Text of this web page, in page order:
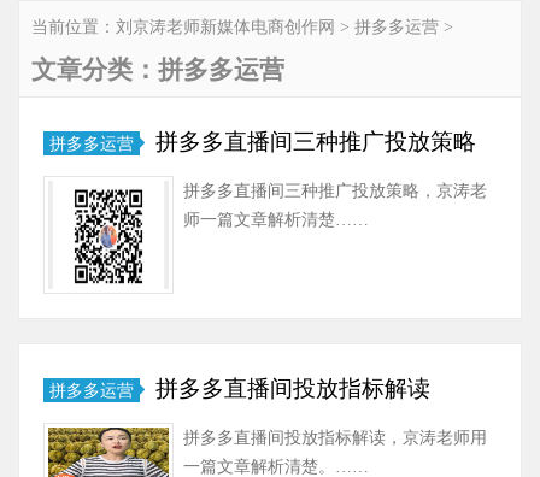
当前位置： 刘京涛老师新媒体电商创作网 > 拼多多运营 >
文章分类：拼多多运营
拼多多运营 拼多多直播间三种推广投放策略
拼多多直播间三种推广投放策略，京涛老
师一篇文章解析清楚……
拼多多运营 拼多多直播间投放指标解读
拼多多直播间投放指标解读，京涛老师用
一篇文章解析清楚。……